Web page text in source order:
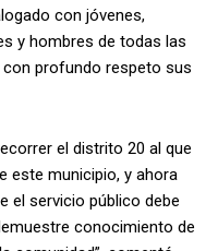
con jóvenes,
y hombres de todas las
profundo respeto sus
el distrito 20 al que
este municipio, y ahora
el servicio público debe
conocimiento de